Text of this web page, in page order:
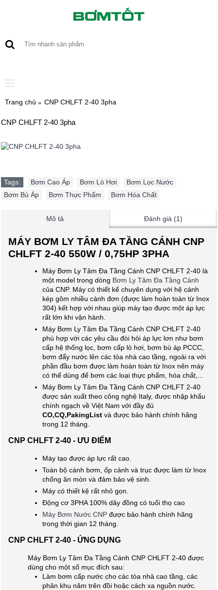
Trang chủ CNP CHLFT 2-40 3pha
CNP CHLFT 2-40 3pha
Tags: Bơm Cao Áp Bơm Lò Hơi Bơm Lọc Nước
Bơm Bù Áp
Bơm Thực Phẩm Bơm Hóa Chất
Mô tả Đánh giá (1)
MÁY BƠM LY TÂM ĐA TẦNG CÁNH CNP
CHLFT 2-40 550W / 0,75HP 3PHA
Máy Bơm Ly Tâm Đa Tầng Cánh CNP CHLFT 2-40 là
một model trong dòng Bơm Ly Tâm Đa Tầng Cánh
của CNP. Máy có thiết kế chuyên dụng với hệ cánh
kép gôm nhiều cánh đơn (được làm hoàn toàn từ Inox
304) kết hợp với nhau giúp máy tạo được một áp lực
rất lớn khi vận hành.
Máy Bơm Ly Tâm Đa Tầng Cánh CNP CHLFT 2-40
phù hợp với các yêu cầu đòi hỏi áp lực lơn như bơm
cấp hệ thống lọc, bơm cấp lò hơi, bơm bù áp PCCC,
bơm đẩy nước lên các tòa nhà cao tầng, ngoài ra với
phần đầu bơm được làm hoàn toàn từ Inox nên máy
có thể dùng để bơm các loại thực phẩm, hóa chất,...
Máy Bơm Ly Tâm Đa Tầng Cánh CNP CHLFT 2-40
được sản xuất theo công nghệ Italy, được nhập khẩu
chính ngạch về Việt Nam với đầy đủ
CO,CQ,PakingList và được bảo hành chính hãng
trong 12 tháng.
CNP CHLFT 2-40 - ƯU ĐIỂM
Máy tạo được áp lực rất cao.
Toàn bộ cánh bơm, ốp cánh và trục được làm từ Inox
chống ăn mòn và đảm bảo vệ sinh.
Máy có thiết kệ rất nhỏ gọn.
Động cơ 3PHA 100% dây đồng có tuổi thọ cao
Máy Bơm Nước CNP được bảo hành chính hãng
trong thời gian 12 tháng.
CNP CHLFT 2-40 - ỨNG DỤNG
Máy Bơm Ly Tâm Đa Tầng Cánh CNP CHLFT 2-40 được
dùng cho một số mục đích sau:
Làm bơm cấp nước cho các tòa nhà cao tầng, các
phân khu năm trên đồi hoặc cách xa nguồn nước.